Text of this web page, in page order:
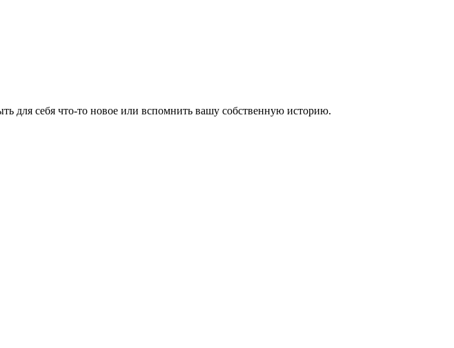
для себя что-то новое или вспомнить вашу собственную историю.